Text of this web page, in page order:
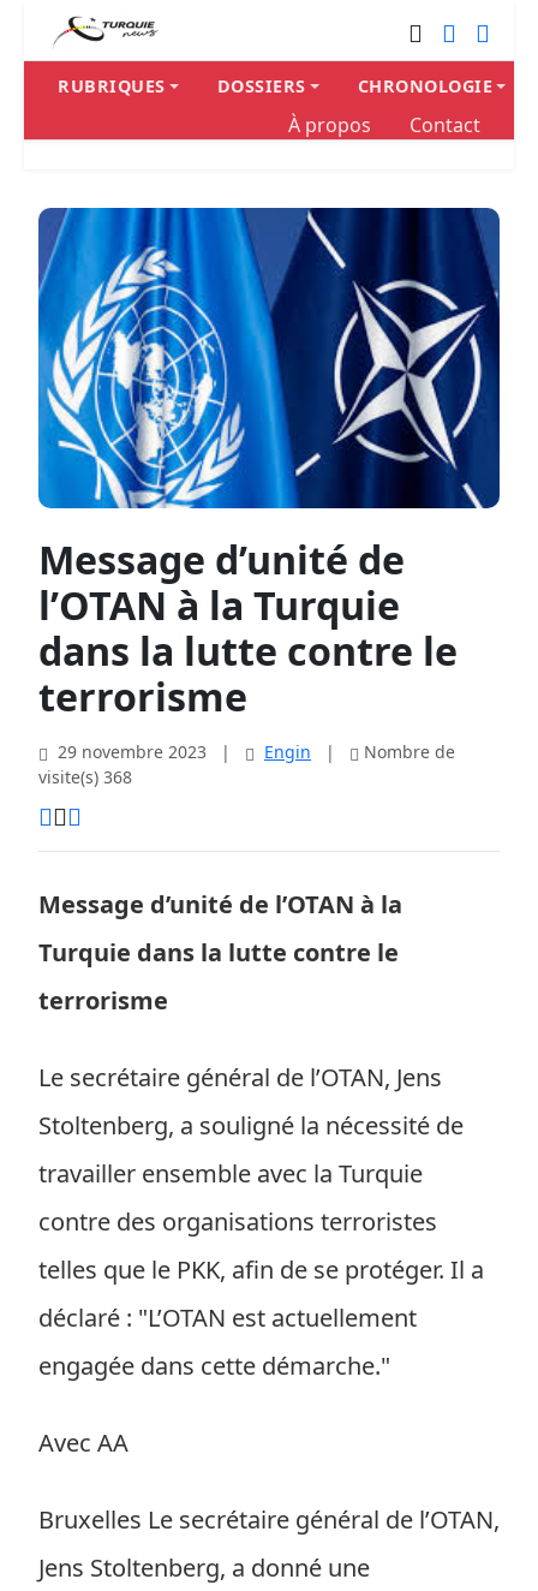
RUBRIQUES DOSSIERS CHRONOLOGIE
À propos Contact
Message d’unité de
l’OTAN à la Turquie
dans la lutte contre le
terrorisme
29 novembre 2023 | Engin |
Nombre de
visite(s) 368
Message d’unité de l’OTAN à la
Turquie dans la lutte contre le
terrorisme
Le secrétaire général de l’OTAN, Jens
Stoltenberg, a souligné la nécessité de
travailler ensemble avec la Turquie
contre des organisations terroristes
telles que le PKK, afin de se protéger. Il a
déclaré : "L’OTAN est actuellement
engagée dans cette démarche."
Avec AA
Bruxelles Le secrétaire général de l’OTAN,
Jens Stoltenberg, a donné une